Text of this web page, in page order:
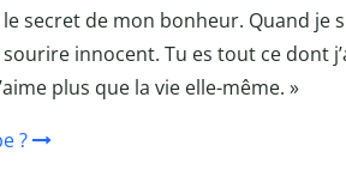
secret de mon bonheur. Quand je
innocent. Tu es tout ce dont
plus que la vie elle-même. »
?